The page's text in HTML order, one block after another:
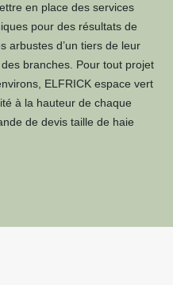
en place des services
pour des résultats de
arbustes d’un tiers de leur
branches. Pour tout projet
ELFRICK espace vert
à la hauteur de chaque
de devis taille de haie